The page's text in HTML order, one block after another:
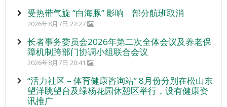
受热带气旋 “白海豚” 影响 部分航班取消
2026年8月7日 22:27
长者事务委员会2026年第二次全体会议及养老保
障机制跨部门协调小组联合会议
2026年8月7日 20:41
“活力社区 – 体育健康咨询站” 8月份分别在松山东
望洋眺望台及绿杨花园休憩区举行，设有健康资
讯推广